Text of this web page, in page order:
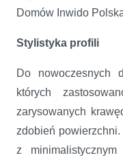
Domów Inwido
Stylistyka profili
Do nowoczesnych
których
zarysowanych
zdobień
z